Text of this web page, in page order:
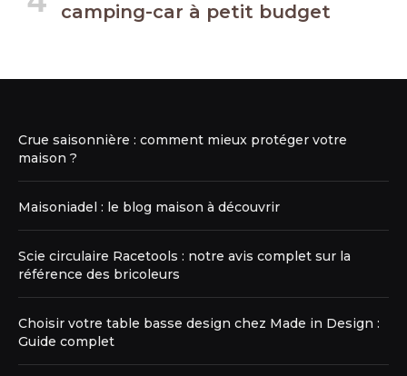
camping-car à petit budget
Crue saisonnière : comment mieux protéger votre
maison ?
Maisoniadel : le blog maison à découvrir
Scie circulaire Racetools : notre avis complet sur la
référence des bricoleurs
Choisir votre table basse design chez Made in Design :
Guide complet